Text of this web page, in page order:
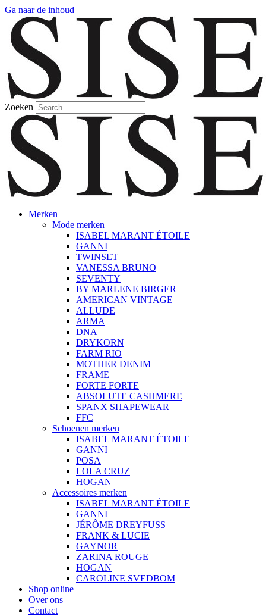
Ga naar de inhoud
Zoeken
Merken
Mode merken
ISABEL MARANT ÉTOILE
GANNI
TWINSET
VANESSA BRUNO
SEVENTY
BY MARLENE BIRGER
AMERICAN VINTAGE
ALLUDE
ARMA
DNA
DRYKORN
FARM RIO
MOTHER DENIM
FRAME
FORTE FORTE
ABSOLUTE CASHMERE
SPANX SHAPEWEAR
FFC
Schoenen merken
ISABEL MARANT ÉTOILE
GANNI
POSA
LOLA CRUZ
HOGAN
Accessoires merken
ISABEL MARANT ÉTOILE
GANNI
JÉRÔME DREYFUSS
FRANK & LUCIE
GAYNOR
ZARINA ROUGE
HOGAN
CAROLINE SVEDBOM
Shop online
Over ons
Contact